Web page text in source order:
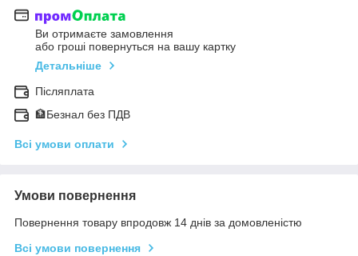
Ви отримаєте замовлення
або гроші повернуться на вашу картку
Детальніше
Післяплата
🏦Безнал без ПДВ
Всі умови оплати
Умови повернення
Повернення товару впродовж 14 днів за домовленістю
Всі умови повернення